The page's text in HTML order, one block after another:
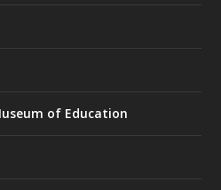
of Education